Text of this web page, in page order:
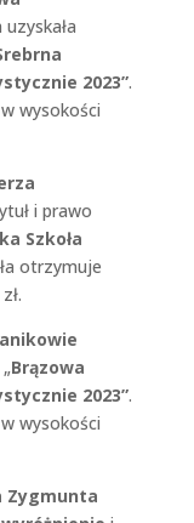
uzyskała
2023”.
wysokości
i prawo
Szkoła
otrzymuje
Brązowa
2023”.
wysokości
Zygmunta